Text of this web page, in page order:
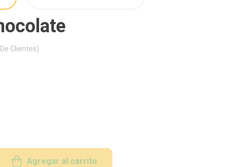
Clientes)
Agregar al carrito